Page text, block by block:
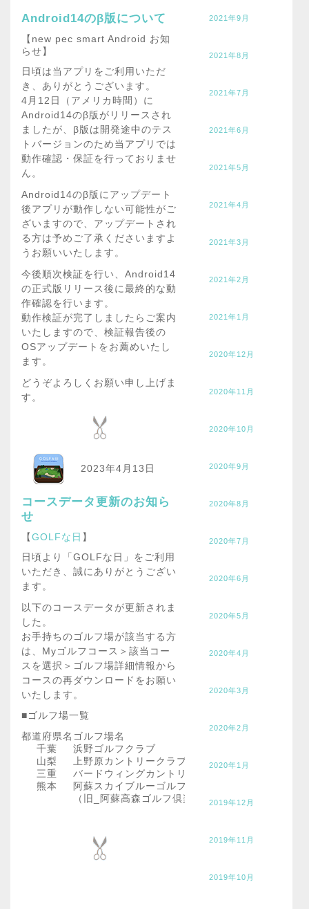
Android14のβ版について
【new pec smart Android お知
らせ】
日頃は当アプリをご利用いただ
き、ありがとうございます。
4月12日（アメリカ時間）に
Android14のβ版がリリースされ
ましたが、β版は開発途中のテス
トバージョンのため当アプリでは
動作確認・保証を行っておりませ
ん。
Android14のβ版にアップデート
後アプリが動作しない可能性がご
ざいますので、アップデートされ
る方は予めご了承くださいますよ
うお願いいたします。
今後順次検証を行い、Android14
の正式版リリース後に最終的な動
作確認を行います。
動作検証が完了しましたらご案内
いたしますので、検証報告後の
OSアップデートをお薦めいたし
ます。
どうぞよろしくお願い申し上げま
す。
2023年4月13日
コースデータ更新のお知ら
せ
【GOLFな日 】
日頃より「GOLFな日」をご利用
いただき、誠にありがとうござい
ます。
以下のコースデータが更新されま
した。
お手持ちのゴルフ場が該当する方
は、Myゴルフコース＞該当コー
スを選択＞ゴルフ場詳細情報から
コースの再ダウンロードをお願い
いたします。
■ゴルフ場一覧
都道府県名 ゴルフ場名
千葉
浜野ゴルフクラブ
山梨
上野原カントリークラブ
三重
バードウィングカントリークラブ
熊本
阿蘇スカイブルーゴルフリゾート
（旧_阿蘇高森ゴルフ倶楽部）
2021年9月
2021年8月
2021年7月
2021年6月
2021年5月
2021年4月
2021年3月
2021年2月
2021年1月
2020年12月
2020年11月
2020年10月
2020年9月
2020年8月
2020年7月
2020年6月
2020年5月
2020年4月
2020年3月
2020年2月
2020年1月
2019年12月
2019年11月
2019年10月